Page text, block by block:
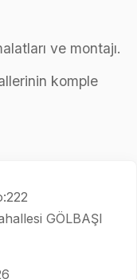
ve montajı.
komple
GÖLBAŞI